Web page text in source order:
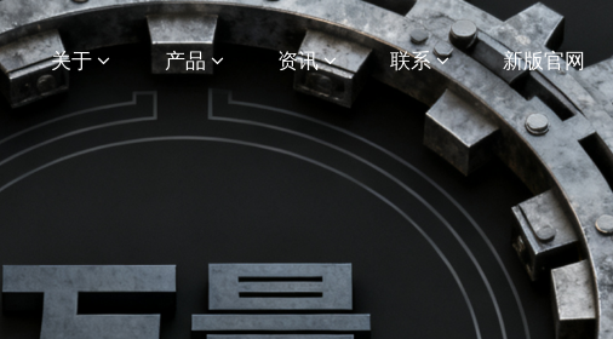
关于 产品 资讯 联系 新版官网